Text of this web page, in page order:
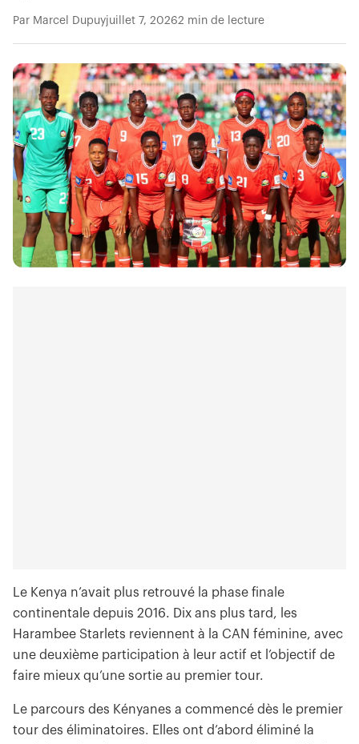
Par Marcel Dupuyjuillet 7, 20262 min de lecture
Le Kenya n’avait plus retrouvé la phase finale
continentale depuis 2016. Dix ans plus tard, les
Harambee Starlets reviennent à la CAN féminine, avec
une deuxième participation à leur actif et l’objectif de
faire mieux qu’une sortie au premier tour.
Le parcours des Kényanes a commencé dès le premier
tour des éliminatoires. Elles ont d’abord éliminé la